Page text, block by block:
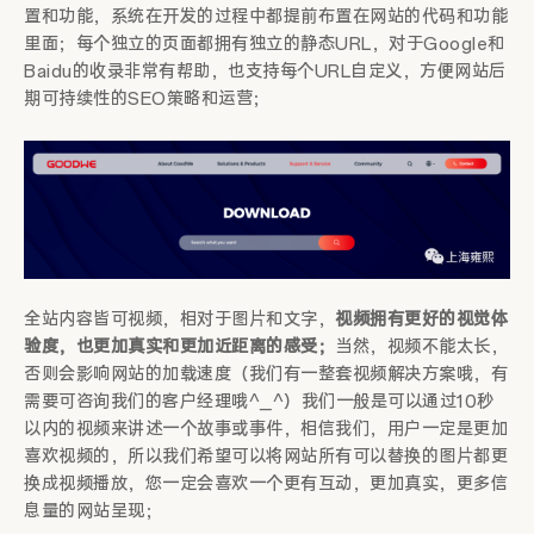
置和功能，系统在开发的过程中都提前布置在网站的代码和功能
里面；每个独立的页面都拥有独立的静态URL，对于Google和
Baidu的收录非常有帮助，也支持每个URL自定义，方便网站后
期可持续性的SEO策略和运营；
全站内容皆可视频，相对于图片和文字， 视频拥有更好的视觉体
验度，也更加真实和更加近距离的感受； 当然，视频不能太长，
否则会影响网站的加载速度（我们有一整套视频解决方案哦，有
需要可咨询我们的客户经理哦^_^）我们一般是可以通过10秒
以内的视频来讲述一个故事或事件，相信我们，用户一定是更加
喜欢视频的，所以我们希望可以将网站所有可以替换的图片都更
换成视频播放，您一定会喜欢一个更有互动，更加真实，更多信
息量的网站呈现；